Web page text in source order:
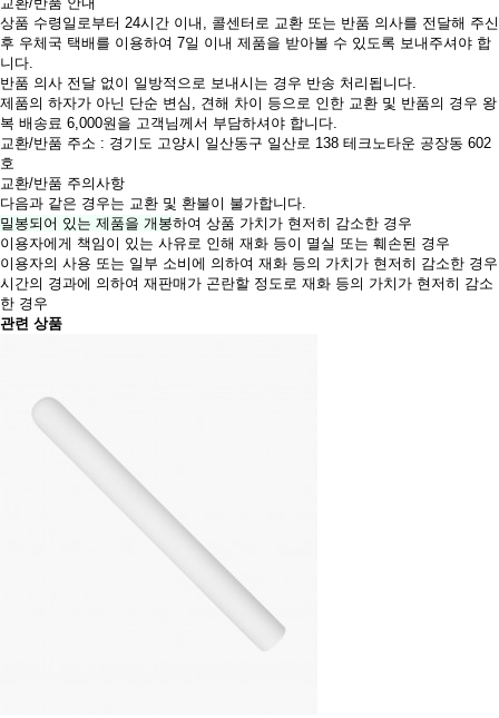
상품 수령일로부터 24시간 이내, 콜센터로 교환 또는 반품 의사를 전달해 주신
후 우체국 택배를 이용하여 7일 이내 제품을 받아볼 수 있도록 보내주셔야 합
니다.
반품 의사 전달 없이 일방적으로 보내시는 경우 반송 처리됩니다.
제품의 하자가 아닌 단순 변심, 견해 차이 등으로 인한 교환 및 반품의 경우 왕
복 배송료 6,000원을 고객님께서 부담하셔야 합니다.
교환/반품 주소 : 경기도 고양시 일산동구 일산로 138 테크노타운 공장동 602
호
교환/반품 주의사항
다음과 같은 경우는 교환 및 환불이 불가합니다.
밀봉되어 있는 제품을 개봉하여 상품 가치가 현저히 감소한 경우
이용자에게 책임이 있는 사유로 인해 재화 등이 멸실 또는 훼손된 경우
이용자의 사용 또는 일부 소비에 의하여 재화 등의 가치가 현저히 감소한 경우
시간의 경과에 의하여 재판매가 곤란할 정도로 재화 등의 가치가 현저히 감소
한 경우
관련 상품